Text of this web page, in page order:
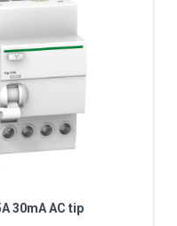
30mA AC tip